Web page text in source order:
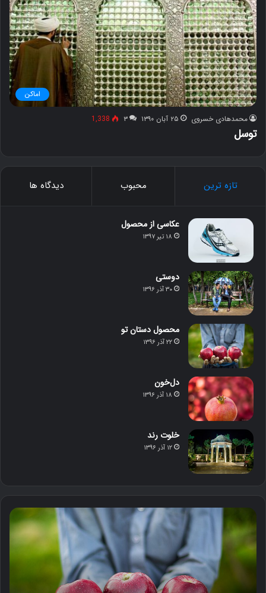
اماکن
محمدهادی خسروی ۲۵ آبان ۱۳۹۰ ۳ 1,338
توسل
تازه ترین محبوب دیدگاه ها
عکاسی از محصول
۱۸ تیر ۱۳۹۷
دوستی
۳۰ آذر ۱۳۹۶
محصول دستان تو
۲۲ آذر ۱۳۹۶
دل‌خون
۱۸ آذر ۱۳۹۶
خلوت رند
۱۲ آذر ۱۳۹۶
م
ح
و
ل